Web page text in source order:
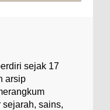
Golgi?
Badan Golgi (disebut
Golgi, atau
yang dikaitkan
sejak 17
arsip
sains,